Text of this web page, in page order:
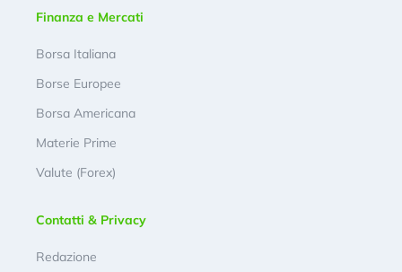
Finanza e Mercati
Borsa Italiana
Borse Europee
Borsa Americana
Materie Prime
Valute (Forex)
Contatti & Privacy
Redazione